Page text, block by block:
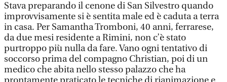
Stava preparando il cenone di San Silvestro quando
improvvisamente si è sentita male ed è caduta a terra
in casa. Per Samantha Tromboni, 40 anni, ferrarese,
da due mesi residente a Rimini, non c’è stato
purtroppo più nulla da fare. Vano ogni tentativo di
soccorso prima del compagno Christian, poi di un
medico che abita nello stesso palazzo che ha